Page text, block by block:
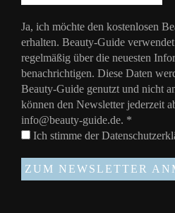
Ja, ich möchte den kostenlosen
erhalten. Beauty-Guide
regelmäßig über die neuesten
benachrichtigen. Diese Daten
Beauty-Guide genutzt und nicht
können den Newsletter jederzeit
info@beauty-guide.de. *
Ich stimme der